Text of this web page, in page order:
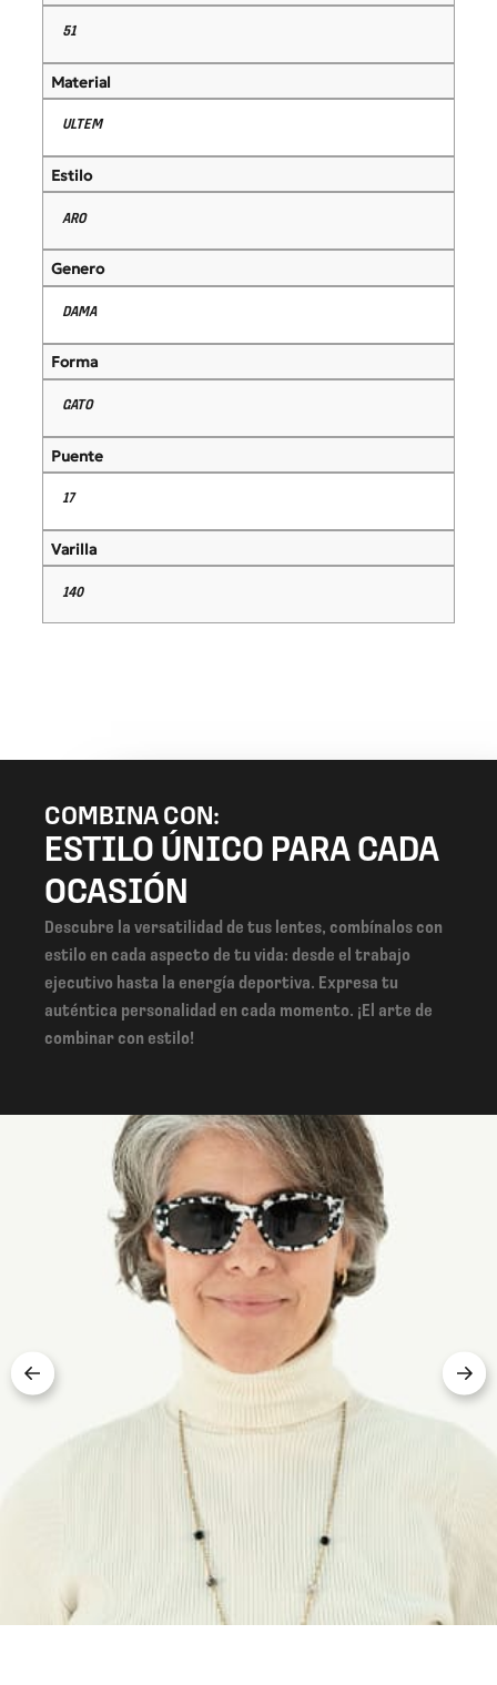
51
Material
ULTEM
Estilo
ARO
Genero
DAMA
Forma
GATO
Puente
17
Varilla
140
COMBINA CON:
ESTILO ÚNICO PARA CADA
OCASIÓN
Descubre la versatilidad de tus lentes, combínalos con
estilo en cada aspecto de tu vida: desde el trabajo
ejecutivo hasta la energía deportiva. Expresa tu
auténtica personalidad en cada momento. ¡El arte de
combinar con estilo!